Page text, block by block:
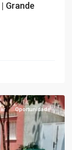
Grande
Oportunidade